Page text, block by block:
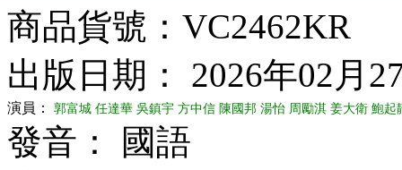
商品貨號：VC2462KR
出版日期： 2026年02月
演員： 郭富城 任達華 吳鎮宇 方中信 陳國邦 湯怡 周勵淇 姜大衛 鮑起
發音： 國語